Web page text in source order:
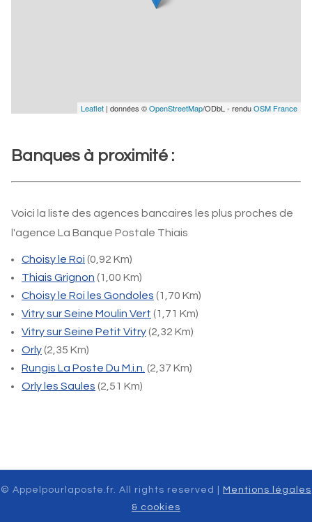
Leaflet | données ©OpenStreetMap/ODbL - renduOSM France
Banques à proximité :
Voici la liste des agences bancaires les plus proches de
l'agence La Banque Postale Thiais
Choisy le Roi (0,92 Km)
Thiais Grignon (1,00 Km)
Choisy le Roi les Gondoles (1,70 Km)
Vitry sur Seine Moulin Vert (1,71 Km)
Vitry sur Seine Petit Vitry(2,32 Km)
Orly(2,35 Km)
Rungis La Poste Du M.i.n. (2,37 Km)
Orly les Saules (2,51 Km)
© Appelpourlaposte.fr. All rights reserved |
Mentions légales
& cookies